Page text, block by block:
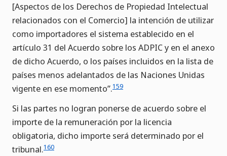
[Aspectos de los Derechos de Propiedad Intelectual
relacionados con el Comercio] la intención de utilizar
como importadores el sistema establecido en el
artículo 31 del Acuerdo sobre los ADPIC y en el anexo
de dicho Acuerdo, o los países incluidos en la lista de
países menos adelantados de las Naciones Unidas
vigente en ese momento”.159
Si las partes no logran ponerse de acuerdo sobre el
importe de la remuneración por la licencia
obligatoria, dicho importe será determinado por el
tribunal.160